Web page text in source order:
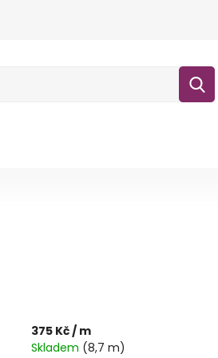
375 Kč/ m
Skladem (8,7 m)